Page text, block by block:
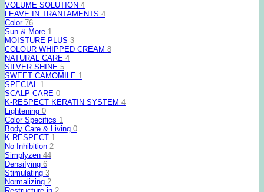
VOLUME SOLUTION 4
LEAVE IN TRANTAMENTS 4
Color 76
Sun & More 1
MOISTURE PLUS 3
COLOUR WHIPPED CREAM 8
NATURAL CARE 4
SILVER SHINE 5
SWEET CAMOMILE 1
SPECIAL 1
SCALP CARE 0
K-RESPECT KERATIN SYSTEM 4
Lightening 0
Color Specifics 1
Body Care & Living 0
K-RESPECT 1
No Inhibition 2
Simplyzen 44
Densifying 6
Stimulating 3
Normalizing 2